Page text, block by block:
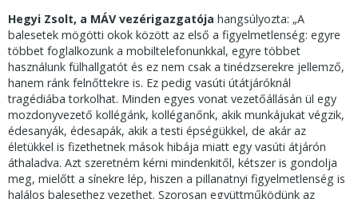
Hegyi Zsolt, a MÁV vezérigazgatója hangsúlyozta: „A
balesetek mögötti okok között az első a figyelmetlenség: egyre
többet foglalkozunk a mobiltelefonunkkal, egyre többet
használunk fülhallgatót és ez nem csak a tinédzserekre jellemző,
hanem ránk felnőttekre is. Ez pedig vasúti útátjáróknál
tragédiába torkolhat. Minden egyes vonat vezetőállásán ül egy
mozdonyvezető kollégánk, kolléganőnk, akik munkájukat végzik,
édesanyák, édesapák, akik a testi épségükkel, de akár az
életükkel is fizethetnek mások hibája miatt egy vasúti átjárón
áthaladva. Azt szeretném kérni mindenkitől, kétszer is gondolja
meg, mielőtt a sínekre lép, hiszen a pillanatnyi figyelmetlenség is
halálos balesethez vezethet. Szorosan együttműködünk az